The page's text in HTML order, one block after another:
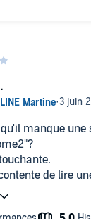
manque une
de lire